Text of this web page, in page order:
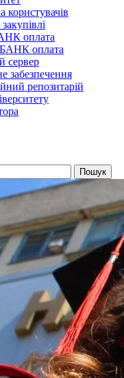
користувачів
оплата
оплата
сервер
забезпечення
репозитарій
Пошук